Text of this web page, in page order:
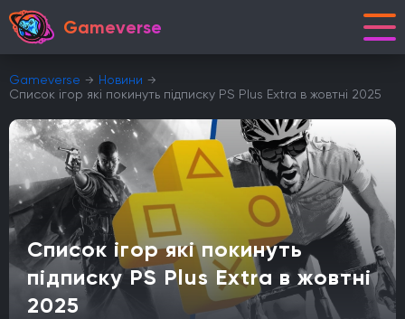
Gameverse
Gameverse
Новини
Список ігор які покинуть підписку PS Plus Extra в жовтні 2025
Список ігор які покинуть
підписку PS Plus Extra в жовтні
2025